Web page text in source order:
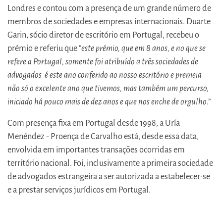
Londres e contou com a presença de um grande número de
membros de sociedades e empresas internacionais. Duarte
Garin, sócio diretor de escritório em Portugal, recebeu o
prémio e referiu que ”este prémio, que em 8 anos, e no que se
refere a Portugal, somente foi atribuído a três sociedades de
advogados é este ano conferido ao nosso escritório e premeia
não só o excelente ano que tivemos, mas também um percurso,
iniciado há pouco mais de dez anos e que nos enche de orgulho.”
Com presença fixa em Portugal desde 1998, a Uría
Menéndez - Proença de Carvalho está, desde essa data,
envolvida em importantes transações ocorridas em
território nacional. Foi, inclusivamente a primeira sociedade
de advogados estrangeira a ser autorizada a estabelecer-se
e a prestar serviços jurídicos em Portugal.